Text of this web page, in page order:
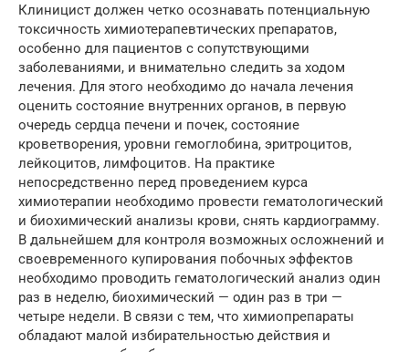
Клиницист должен четко осознавать потенциальную
токсичность химиотерапевтических препаратов,
особенно для пациентов с сопутствующими
заболеваниями, и внимательно следить за ходом
лечения. Для этого необходимо до начала лечения
оценить состояние внутренних органов, в первую
очередь сердца печени и почек, состояние
кроветворения, уровни гемоглобина, эритроцитов,
лейкоцитов, лимфоцитов. На практике
непосредственно перед проведением курса
химиотерапии необходимо провести гематологический
и биохимический анализы крови, снять кардиограмму.
В дальнейшем для контроля возможных осложнений и
своевременного купирования побочных эффектов
необходимо проводить гематологический анализ один
раз в неделю, биохимический — один раз в три —
четыре недели. В связи с тем, что химиопрепараты
обладают малой избирательностью действия и